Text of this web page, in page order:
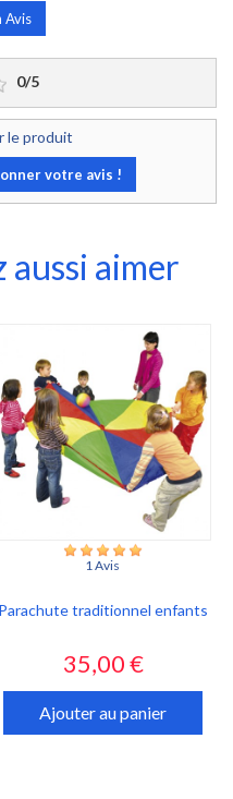
Avis
0/5
le produit
votre avis !
aimer
1 Avis
Parachute traditionnel enfants
Prix
35,00 €
Ajouter au panier